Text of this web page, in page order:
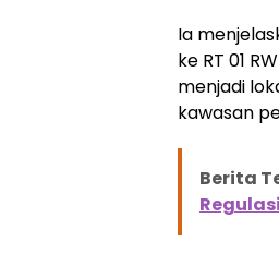
Ia
ke RT 01
menjadi
kawasan
Berita